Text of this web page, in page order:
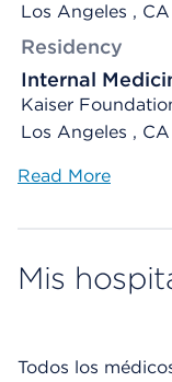
Los Angeles , CA
Residency
Internal
Kaiser
Los Angeles , CA
Read More
Mis
Todos los